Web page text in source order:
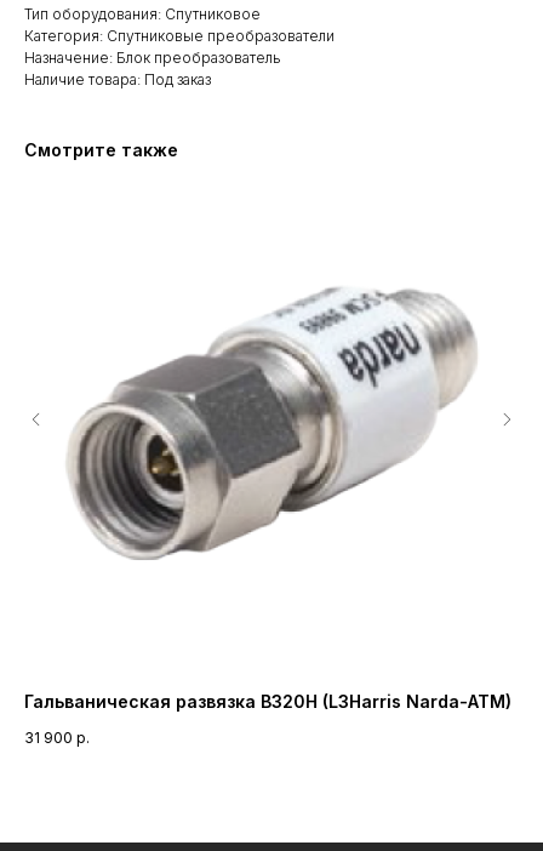
Тип оборудования: Спутниковое
Категория: Спутниковые преобразователи
Назначение: Блок преобразователь
Наличие товара: Под заказ
Смотрите также
Гальваническая развязка B320H (L3Harris Narda-ATM)
31 900 р.